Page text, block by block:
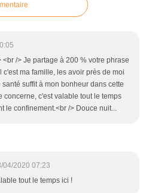
<br /> Je partage à 200 % votre phrase
c'est ma famille, les avoir près de moi
suffit à mon bonheur dans cette
concerne, c'est valable tout le temps
le confinement.<br /> Douce nuit...
04/2020 07:23
tout le temps ici !